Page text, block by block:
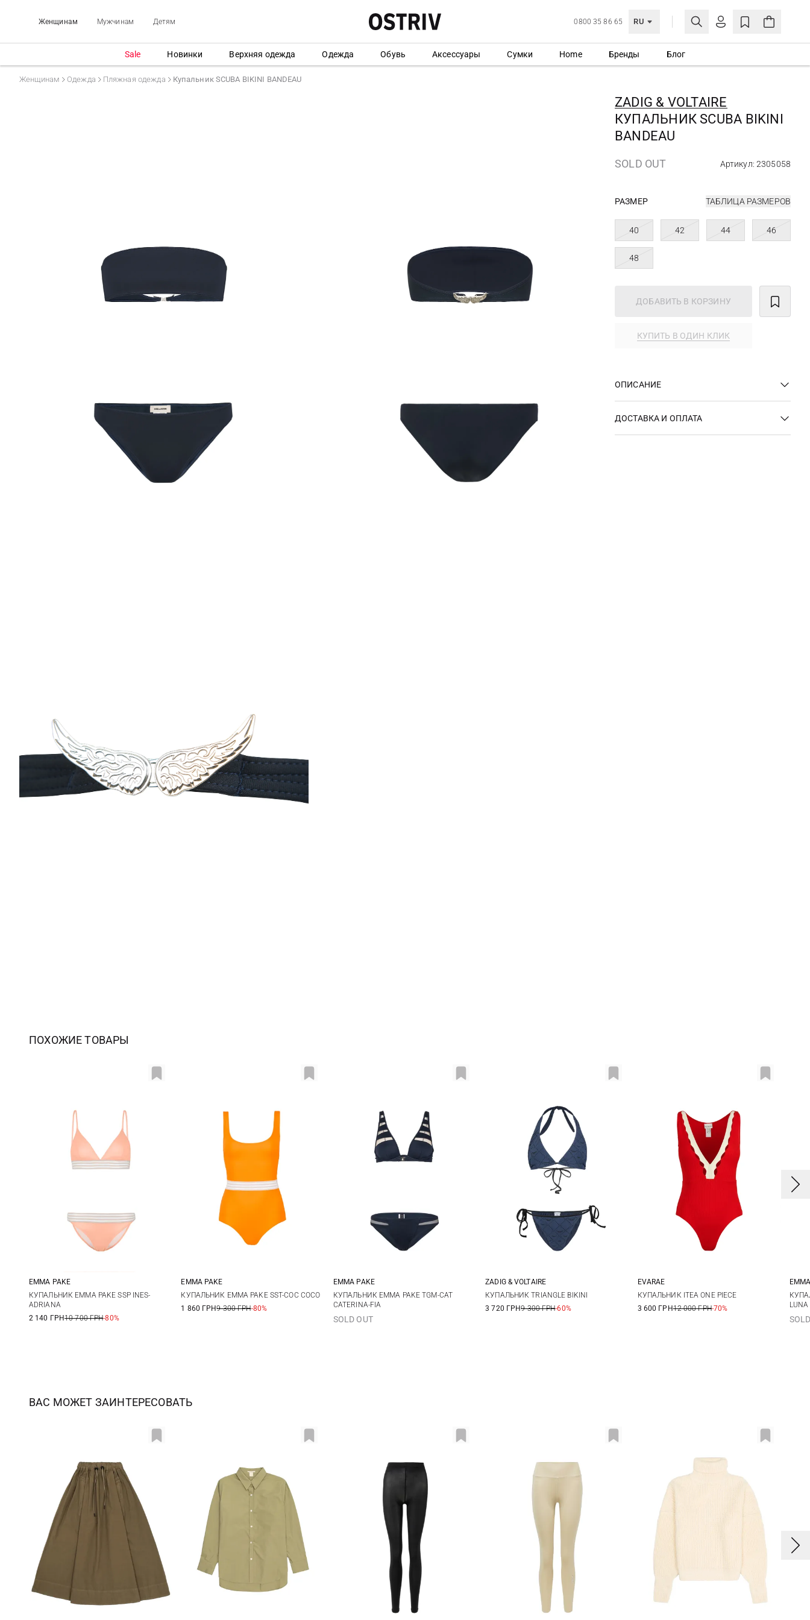
Женщинам Мужчинам Детям 0800 35 86 65 RU
ЛИЧНЫЙ КАБИНЕТ
Еще не зарегистрированы?
СОЗДАТЬ УЧЕТНУЮ ЗАПИСЬ
Sale Новинки Верхняя одежда Одежда Обувь Аксессуары Сумки Home Бренды Блог
Женщинам Одежда Пляжная одежда Купальник SCUBA BIKINI BANDEAU
ZADIG & VOLTAIRE
КУПАЛЬНИК SCUBA BIKINI
BANDEAU
SOLD OUT Артикул: 2305058
РАЗМЕР ТАБЛИЦА РАЗМЕРОВ
40 42 44 46
48
ДОБАВИТЬ В КОРЗИНУ
КУПИТЬ В ОДИН КЛИК
ОПИСАНИЕ
ДОСТАВКА И ОПЛАТА
ПОХОЖИЕ ТОВАРЫ
XS S M
EMMA PAKE
КУПАЛЬНИК EMMA PAKE SSP INES-
ADRIANA
2 140 ГРН10 700 ГРН-80%
XS S M L
EMMA PAKE
КУПАЛЬНИК EMMA PAKE SST-COC COCO
1 860 ГРН9 300 ГРН-80%
XS S M
EMMA PAKE
КУПАЛЬНИК EMMA PAKE TGM-CAT
CATERINA-FIA
SOLD OUT
44 46
ZADIG & VOLTAIRE
КУПАЛЬНИК TRIANGLE BIKINI
3 720 ГРН9 300 ГРН-60%
XS S M
EVARAE
КУПАЛЬНИК ITEA ONE PIECE
3 600 ГРН12 000 ГРН-70%
LUNA
ВАС МОЖЕТ ЗАИНТЕРЕСОВАТЬ